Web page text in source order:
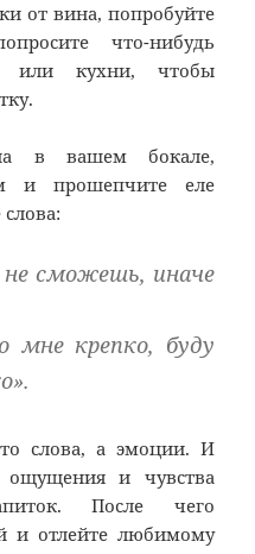
от вина, попробуйте
что-нибудь
или кухни, чтобы
в вашем бокале,
и прошепчите еле
сможешь, иначе
мне крепко, буду
слова, а эмоции. И
и чувства
После чего
и отлейте любимому